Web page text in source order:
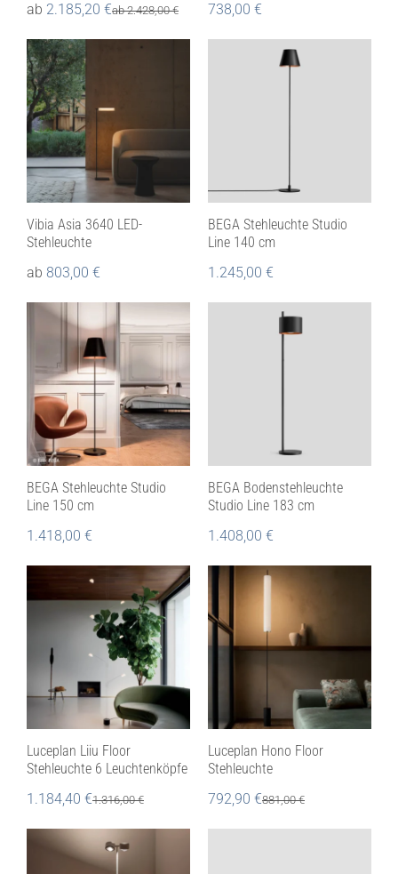
ab 2.185,20 €ab2.428,00€
738,00 €
Vibia Asia 3640 LED-
Stehleuchte
ab 803,00 €
BEGA Stehleuchte Studio
Line 140 cm
1.245,00 €
BEGA Stehleuchte Studio
Line 150 cm
1.418,00 €
BEGA Bodenstehleuchte
Studio Line 183 cm
1.408,00 €
Luceplan Liiu Floor
Stehleuchte 6 Leuchtenköpfe
1.184,40 €1.316,00€
Luceplan Hono Floor
Stehleuchte
792,90 €881,00€